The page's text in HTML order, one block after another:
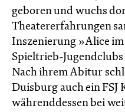
geboren und wuchs
Theatererfahrungen
Inszenierung »Alice
Spieltrieb-
Nach ihrem Abitur
Duisburg auch ein
währenddessen bei